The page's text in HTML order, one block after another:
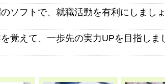
ソフトで、就職活動を有利にしましょ
覚えて、一歩先の実力UPを目指しま